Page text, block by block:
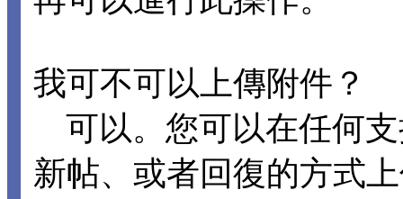
我可不可以上傳附件？
可以。您可以在任何
新帖、或者回復的方式